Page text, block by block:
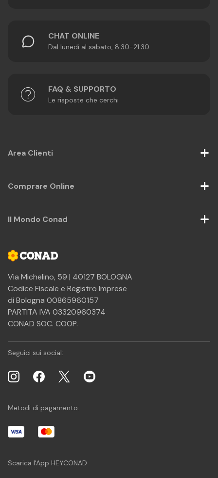
CHAT ONLINE
Dal lunedì al sabato, 8:30-21:30
FAQ & SUPPORTO
Le risposte che cerchi
Via Michelino, 59 | 40127 BOLOGNA
Codice Fiscale e Registro Imprese
di Bologna 00865960157
PARTITA IVA 03320960374
CONAD SOC. COOP.
Area Clienti
Comprare Online
Il Mondo Conad
Seguici sui social:
Metodi di pagamento:
Scarica l'App HEYCONAD